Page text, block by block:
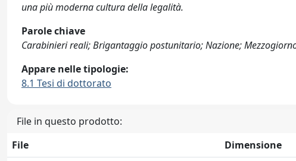
una più moderna cultura della legalità.
Parole chiave
Carabinieri reali; Brigantaggio postunitario; Nazione;
Appare nelle tipologie:
8.1 Tesi di dottorato
File in questo prodotto:
File
Dimensione